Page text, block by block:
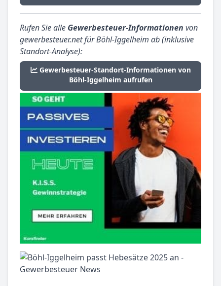
Rufen Sie alle Gewerbesteuer-Informationen von
gewerbesteuer.net für Böhl-Iggelheim ab (inklusive
Standort-Analyse):
Gewerbesteuer-Standort-Informationen von
Böhl-Iggelheim aufrufen